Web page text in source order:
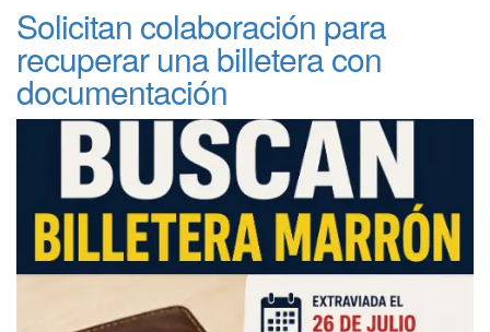
Solicitan colaboración para
recuperar una billetera con
documentación